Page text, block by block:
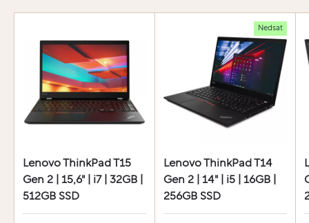
Lenovo ThinkPad T15
Gen 2 | 15,6" | i7 | 32GB |
512GB SSD
Nedsat
Lenovo ThinkPad T14
Gen 2 | 14" | i5 | 16GB |
256GB SSD